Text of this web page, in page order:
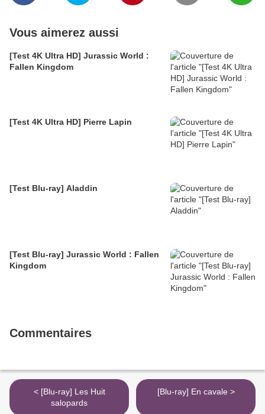
Vous aimerez aussi
[Test 4K Ultra HD] Jurassic World :
Fallen Kingdom
[Test 4K Ultra HD] Pierre Lapin
[Test Blu-ray] Aladdin
[Test Blu-ray] Jurassic World : Fallen
Kingdom
Commentaires
< [Blu-ray] Les Huit
salopards
[Blu-ray] En cavale >